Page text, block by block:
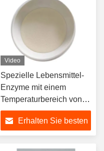
Video
Spezielle Lebensmittel-
Enzyme mit einem
Temperaturbereich von
30 bis 70 °C
Erhalten Sie besten